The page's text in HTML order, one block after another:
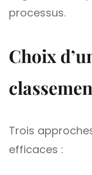
processus.
Choix
Trois
efficaces :